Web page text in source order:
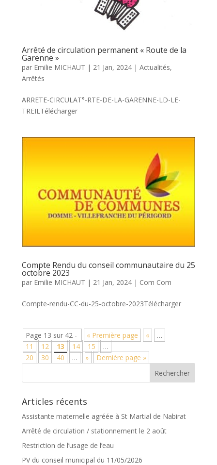
Arrêté de circulation permanent « Route de la
Garenne »
par Emilie MICHAUT | 21 Jan, 2024| Actualités,
Arrêtés
ARRETE-CIRCULAT°-RTE-DE-LA-GARENNE-LD-LE-
TREILTélécharger
Compte Rendu du conseil communautaire du 25
octobre 2023
par Emilie MICHAUT | 21 Jan, 2024| Com Com
Compte-rendu-CC-du-25-octobre-2023Télécharger
Page 13 sur 42 - « Première page «
…
11
12 13 14 15
…
20
30 40 … » Dernière page »
Articles récents
Assistante maternelle agréée à St Martial de Nabirat
Arrêté de circulation / stationnement le 2 août
Restriction de l’usage de l’eau
PV du conseil municipal du 11/05/2026